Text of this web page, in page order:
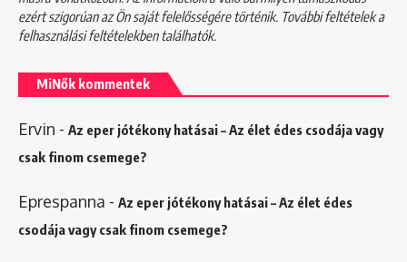
ezért szigorúan az Ön saját felelősségére történik. További feltételek a
felhasználási feltételekbentalálhatók.
MiNők kommentek
Ervin - Az eper jótékony hatásai – Az élet édes csodája vagy
csak finom csemege?
Eprespanna - Az eper jótékony hatásai – Az élet édes
csodája vagy csak finom csemege?